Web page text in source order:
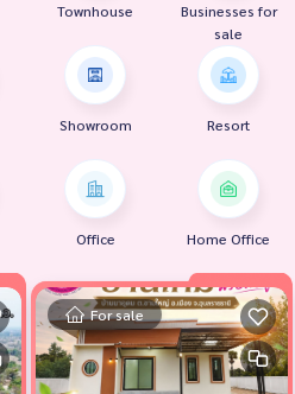
Townhouse
Businesses for
sale
Showroom Resort
Office Home Office
For sale